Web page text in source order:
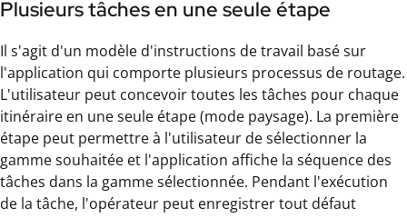
Plusieurs tâches en une seule étape
Il s'agit d'un modèle d'instructions de travail basé sur
l'application qui comporte plusieurs processus de routage.
L'utilisateur peut concevoir toutes les tâches pour chaque
itinéraire en une seule étape (mode paysage). La première
étape peut permettre à l'utilisateur de sélectionner la
gamme souhaitée et l'application affiche la séquence des
tâches dans la gamme sélectionnée. Pendant l'exécution
de la tâche, l'opérateur peut enregistrer tout défaut